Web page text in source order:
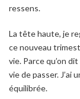
ressens.
La tête haute, je
ce nouveau
vie. Parce qu’on
vie de passer. J’ai
équilibrée.